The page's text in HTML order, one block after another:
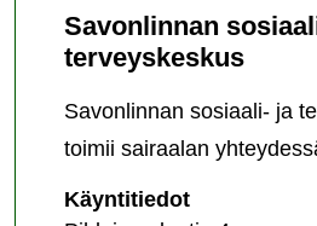
Savonlinnan
terveyskeskus
Savonlinnan sosiaali- ja
toimii sairaalan
KäyntitiedotSavonlinnan